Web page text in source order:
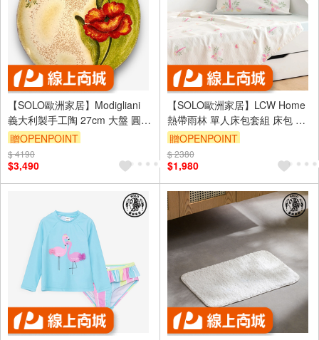
【SOLO歐洲家居】Modigliani
義大利製手工陶 27cm 大盤 圓盤
餐盤 TF花開之地系列 禮物
贈OPENPOINT
$ 4190
$3,490
【SOLO歐洲家居】LCW Home
熱帶雨林 單人床包套組 床包 兒
童床包 單人床包 土耳其製造
100x200cm
贈OPENPOINT
$ 2380
$1,980